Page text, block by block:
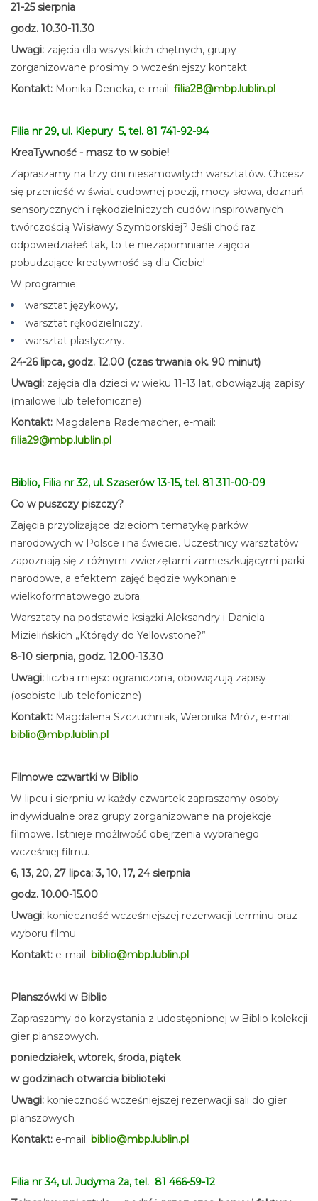
21-25 sierpnia
godz. 10.30-11.30
Uwagi: zajęcia dla wszystkich chętnych, grupy
zorganizowane prosimy o wcześniejszy kontakt
Kontakt: Monika Deneka, e-mail: filia28@mbp.lublin.pl
Filia nr 29, ul. Kiepury 5, tel. 81 741-92-94
KreaTywność - masz to w sobie!
Zapraszamy na trzy dni niesamowitych warsztatów. Chcesz
się przenieść w świat cudownej poezji, mocy słowa, doznań
sensorycznych i rękodzielniczych cudów inspirowanych
twórczością Wisławy Szymborskiej? Jeśli choć raz
odpowiedziałeś tak, to te niezapomniane zajęcia
pobudzające kreatywność są dla Ciebie!
W programie:
warsztat językowy,
warsztat rękodzielniczy,
warsztat plastyczny.
24-26 lipca, godz. 12.00 (czas trwania ok. 90 minut)
Uwagi: zajęcia dla dzieci w wieku 11-13 lat, obowiązują zapisy
(mailowe lub telefoniczne)
Kontakt: Magdalena Rademacher, e-mail:
filia29@mbp.lublin.pl
Biblio, Filia nr 32, ul. Szaserów 13-15, tel. 81 311-00-09
Co w puszczy piszczy?
Zajęcia przybliżające dzieciom tematykę parków
narodowych w Polsce i na świecie. Uczestnicy warsztatów
zapoznają się z różnymi zwierzętami zamieszkującymi parki
narodowe, a efektem zajęć będzie wykonanie
wielkoformatowego żubra.
Warsztaty na podstawie książki Aleksandry i Daniela
Mizielińskich „Którędy do Yellowstone?”
8-10 sierpnia, godz. 12.00-13.30
Uwagi: liczba miejsc ograniczona, obowiązują zapisy
(osobiste lub telefoniczne)
Kontakt: Magdalena Szczuchniak, Weronika Mróz, e-mail:
biblio@mbp.lublin.pl
Filmowe czwartki w Biblio
W lipcu i sierpniu w każdy czwartek zapraszamy osoby
indywidualne oraz grupy zorganizowane na projekcje
filmowe. Istnieje możliwość obejrzenia wybranego
wcześniej filmu.
6, 13, 20, 27 lipca; 3, 10, 17, 24 sierpnia
godz. 10.00-15.00
Uwagi: konieczność wcześniejszej rezerwacji terminu oraz
wyboru filmu
Kontakt: e-mail: biblio@mbp.lublin.pl
Planszówki w Biblio
Zapraszamy do korzystania z udostępnionej w Biblio kolekcji
gier planszowych.
poniedziałek, wtorek, środa, piątek
w godzinach otwarcia biblioteki
Uwagi: konieczność wcześniejszej rezerwacji sali do gier
planszowych
Kontakt: e-mail: biblio@mbp.lublin.pl
Filia nr 34, ul. Judyma 2a, tel. 81 466-59-12